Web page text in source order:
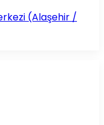
(Alaşehir /